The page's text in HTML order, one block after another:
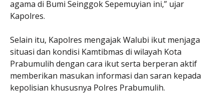
agama di Bumi Seinggok Sepemuyian ini,” ujar
Kapolres.
Selain itu, Kapolres mengajak Walubi ikut menjaga
situasi dan kondisi Kamtibmas di wilayah Kota
Prabumulih dengan cara ikut serta berperan aktif
memberikan masukan informasi dan saran kepada
kepolisian khususnya Polres Prabumulih.